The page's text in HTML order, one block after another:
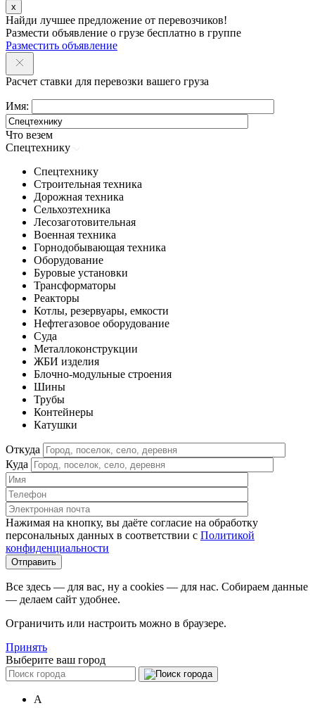
x
Найди лучшее предложение от перевозчиков!
Размести объявление о грузе бесплатно в группе
Разместить объявление
Расчет ставки для перевозки вашего груза
Имя:
Что везем
Спецтехнику
Спецтехнику
Строительная техника
Дорожная техника
Сельхозтехника
Лесозаготовительная
Военная техника
Горнодобывающая техника
Оборудование
Буровые установки
Трансформаторы
Реакторы
Котлы, резервуары, емкости
Нефтегазовое оборудование
Cуда
Металлоконструкции
ЖБИ изделия
Блочно-модульные строения
Шины
Трубы
Контейнеры
Катушки
Откуда
Куда
Нажимая на кнопку, вы даёте согласие на обработку
персональных данных в соответствии c Политикой
конфиденциальности
Все здесь — для вас, ну а cookies — для нас. Собираем данные
— делаем сайт удобнее.
Ограничить или настроить можно в браузере.
Принять
Выберите ваш город
А